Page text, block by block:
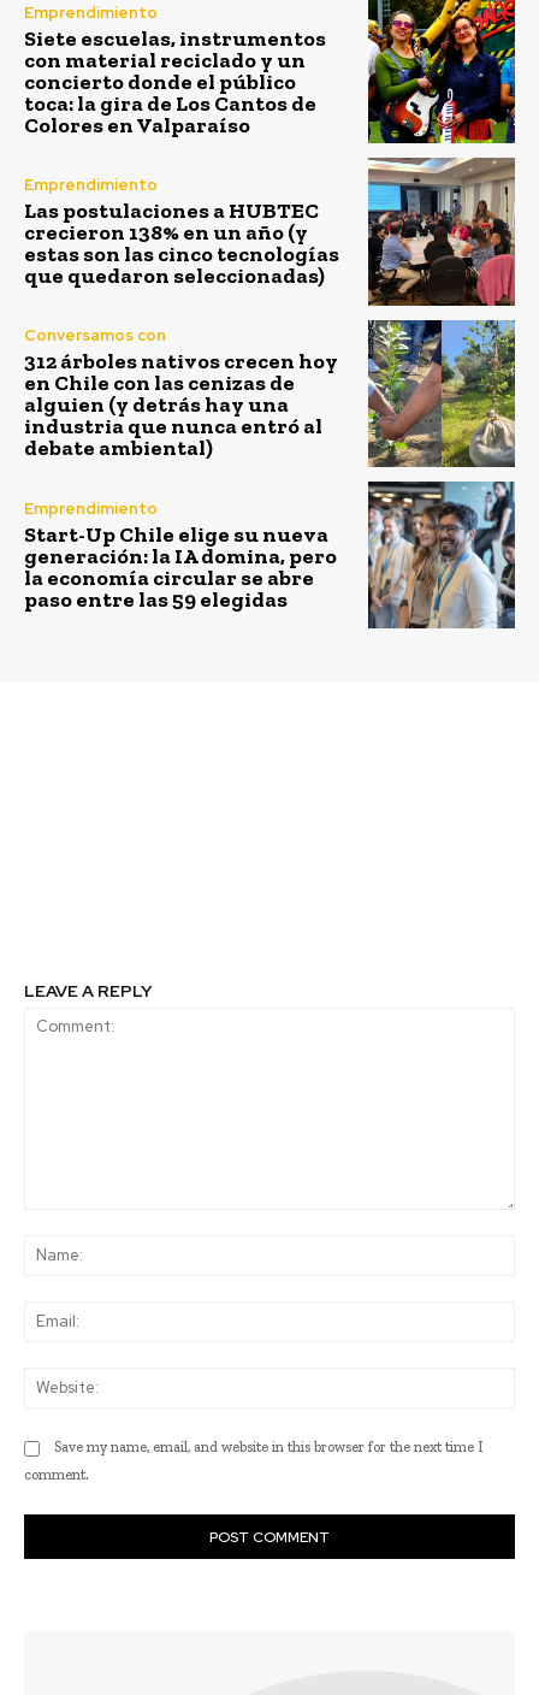
Emprendimiento
Siete escuelas, instrumentos
con material reciclado y un
concierto donde el público
toca: la gira de Los Cantos de
Colores en Valparaíso
Emprendimiento
Las postulaciones a HUBTEC
crecieron 138% en un año (y
estas son las cinco tecnologías
que quedaron seleccionadas)
Conversamos con
312 árboles nativos crecen hoy
en Chile con las cenizas de
alguien (y detrás hay una
industria que nunca entró al
debate ambiental)
Emprendimiento
Start-Up Chile elige su nueva
generación: la IA domina, pero
la economía circular se abre
paso entre las 59 elegidas
LEAVE A REPLY
Save my name, email, and website in this browser for the next time I
comment.